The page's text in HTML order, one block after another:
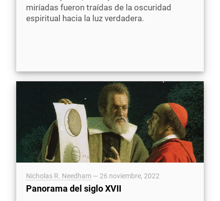
miríadas fueron traídas de la oscuridad
espiritual hacia la luz verdadera.
Nicholas R. Needham — 26 noviembre, 2022
Panorama del siglo XVII